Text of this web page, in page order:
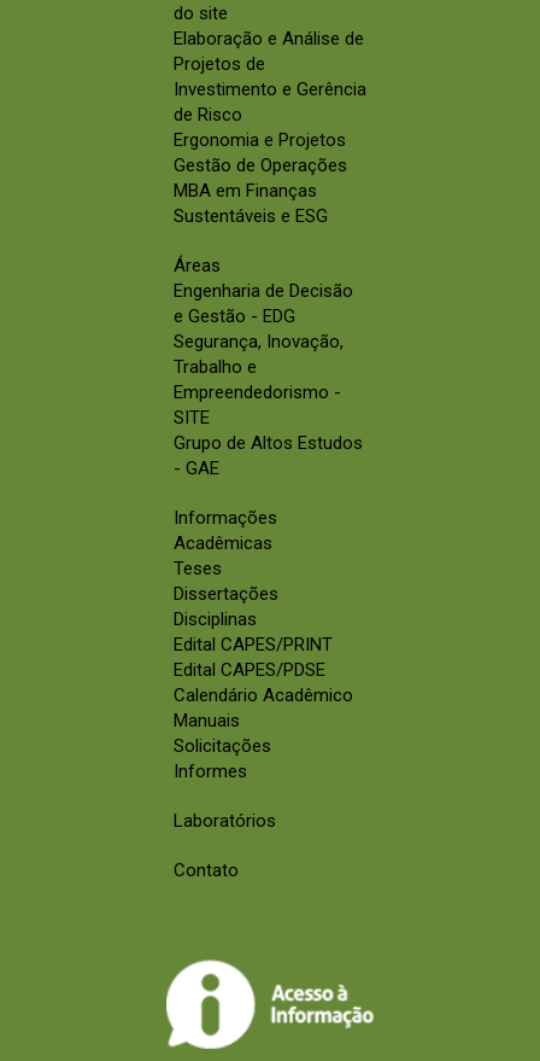
do site
Elaboração e Análise de
Projetos de
Investimento e Gerência
de Risco
Ergonomia e Projetos
Gestão de Operações
MBA em Finanças
Sustentáveis e ESG
Áreas
Engenharia de Decisão
e Gestão - EDG
Segurança, Inovação,
Trabalho e
Empreendedorismo -
SITE
Grupo de Altos Estudos
- GAE
Informações
Acadêmicas
Teses
Dissertações
Disciplinas
Edital CAPES/PRINT
Edital CAPES/PDSE
Calendário Acadêmico
Manuais
Solicitações
Informes
Laboratórios
Contato